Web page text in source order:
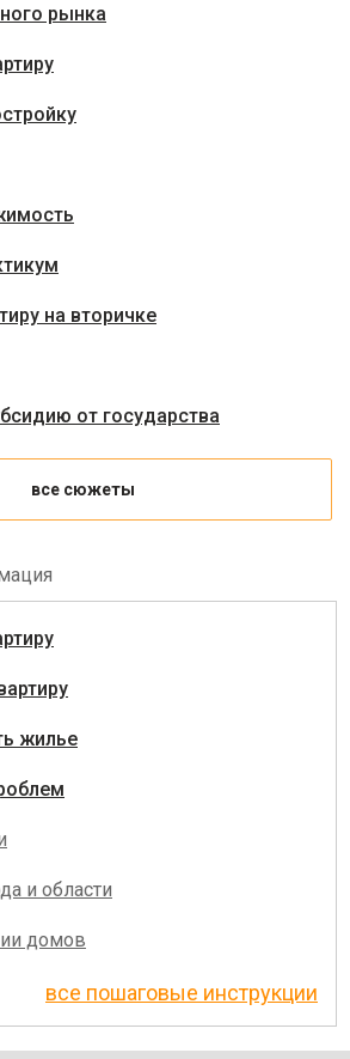
рынка
на вторичке
от государства
все сюжеты
жилье
и области
домов
все пошаговые инструкции